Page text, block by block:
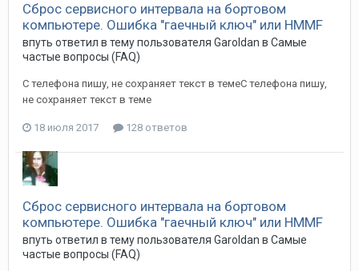
Сброс сервисного интервала на бортовом
компьютере. Ошибка "гаечный ключ" или HMMF
впуть ответил в тему пользователя Garoldan в Самые
частые вопросы (FAQ)
С телефона пишу, не сохраняет текст в темеС телефона пишу,
не сохраняет текст в теме
18 июля 2017 128 ответов
Сброс сервисного интервала на бортовом
компьютере. Ошибка "гаечный ключ" или HMMF
впуть ответил в тему пользователя Garoldan в Самые
частые вопросы (FAQ)